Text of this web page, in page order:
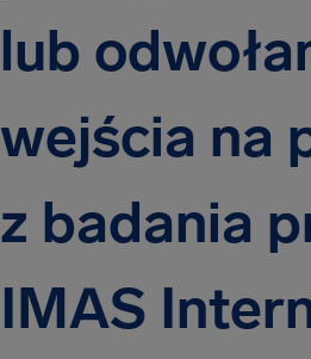
lub
wejścia na
z badania
IMAS